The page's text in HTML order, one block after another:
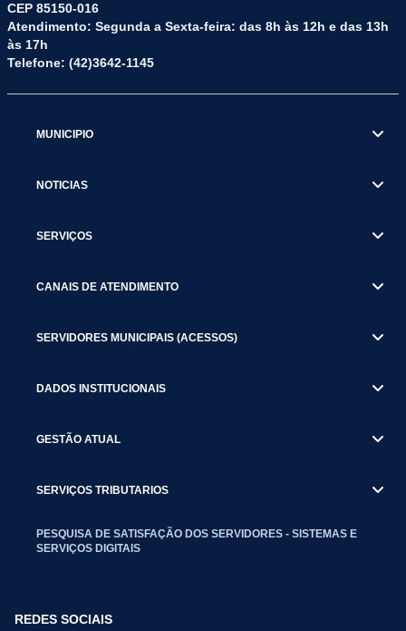
CEP 85150-016
Atendimento: Segunda a Sexta-feira: das 8h às 12h e das 13h
às 17h
Telefone: (42)3642-1145
MUNICIPIO
NOTICIAS
SERVIÇOS
CANAIS DE ATENDIMENTO
SERVIDORES MUNICIPAIS (ACESSOS)
DADOS INSTITUCIONAIS
GESTÃO ATUAL
SERVIÇOS TRIBUTARIOS
PESQUISA DE SATISFAÇÃO DOS SERVIDORES - SISTEMAS E
SERVIÇOS DIGITAIS
REDES SOCIAIS